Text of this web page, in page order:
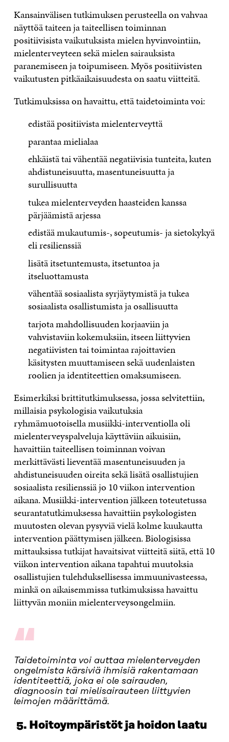
Kansainvälisen tutkimuksen perusteella on vahvaa
näyttöä taiteen ja taiteellisen toiminnan
positiivisista vaikutuksista mielen hyvinvointiin,
mielenterveyteen sekä mielen sairauksista
paranemiseen ja toipumiseen. Myös positiivisten
vaikutusten pitkäaikaisuudesta on saatu viitteitä.
Tutkimuksissa on havaittu, että taidetoiminta voi:
edistää positiivista mielenterveyttä
parantaa mielialaa
ehkäistä tai vähentää negatiivisia tunteita, kuten
ahdistuneisuutta, masentuneisuutta ja
surullisuutta
tukea mielenterveyden haasteiden kanssa
pärjäämistä arjessa
edistää mukautumis-, sopeutumis- ja sietokykyä
eli resilienssiä
lisätä itsetuntemusta, itsetuntoa ja
itseluottamusta
vähentää sosiaalista syrjäytymistä ja tukea
sosiaalista osallistumista ja osallisuutta
tarjota mahdollisuuden korjaaviin ja
vahvistaviin kokemuksiin, itseen liittyvien
negatiivisten tai toimintaa rajoittavien
käsitysten muuttamiseen sekä uudenlaisten
roolien ja identiteettien omaksumiseen.
Esi­merkiksi brittitutkimuksessa, jossa selvitettiin,
millaisia psykologisia vaikutuksia
ryhmämuotoisella musiikki-interventiol­la oli
mielenterveyspalveluja käyttäviin aikuisiin,
havaittiin taiteel­lisen toiminnan voivan
merkittävästi lieventää masentuneisuuden ja
ahdistuneisuuden oireita sekä lisätä osallistujien
sosiaalista resilienssiä jo 10 viikon intervention
aikana. Musiikki-intervention jälkeen toteutetussa
seuranta­tutkimuksessa havaittiin psykologisten
muutosten olevan pysyviä vielä kolme kuukautta
intervention päättymisen jälkeen. Biologi­sissa
mittauksissa tutkijat havaitsivat viitteitä siitä, että 10
viikon intervention aikana tapahtui muutoksia
osallistujien tulehduksel­lisessa immuunivasteessa,
minkä on aikaisemmissa tutkimuksissa havaittu
liittyvän moniin mielenterveysongelmiin.
“
Taidetoiminta voi auttaa mielenterveyden
ongelmista kärsiviä ihmisiä rakentamaan
identiteettiä, joka ei ole sairauden,
diagnoosin tai mielisairauteen liittyvien
leimojen määrittämä.
5. Hoitoympäristöt ja hoidon laatu